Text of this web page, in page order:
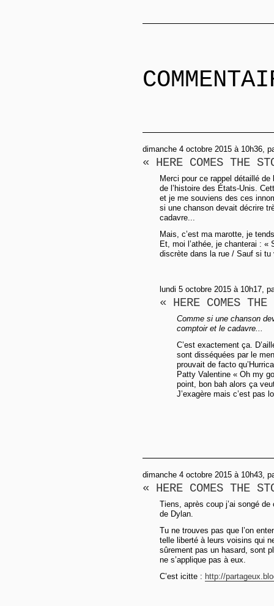
dimanche 4 octobre 2015 à 10h36,
« HERE COMES THE
Merci pour ce rappel détaillé de
de l’histoire des États-Unis.
et je me souviens des ces
si une chanson devait décrire
cadavre...
Mais, c’est ma marotte, je
Et, moi l’athée, je chanterai : «
discrète dans la rue / Sauf si tu
lundi 5 octobre 2015 à 10h17,
« HERE COMES
Comme si une chanson
comptoir et le cadavre...
C’est exactement ça.
sont disséquées par le
prouvait de facto
Patty Valentine « Oh my
point, bon bah alors ça
J’exagère mais c’est pas
dimanche 4 octobre 2015 à 10h43,
« HERE COMES THE
Tiens, après coup j’ai songé de
de Dylan.
Tu ne trouves pas que l’on
telle liberté à leurs voisins qui
sûrement pas un hasard, sont
ne s’applique pas à eux.
C’est icitte : http://